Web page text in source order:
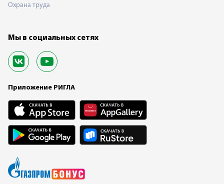
Охрана труда
Мы в социальных сетях
Приложение РИГЛА